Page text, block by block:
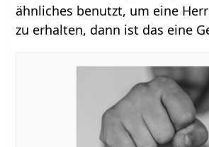
ähnliches benutzt, um eine
zu erhalten, dann ist das eine